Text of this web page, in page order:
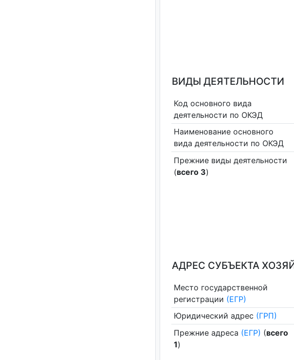
ВИДЫ ДЕЯТЕЛЬНОСТИ
Код основного вида
деятельности по ОКЭД
Наименование основного
вида деятельности по ОКЭД
Прежние виды деятельности
(всего 3)
АДРЕС СУБЪЕКТА
Место государственной
регистрации (ЕГР)
Юридический адрес (ГРП)
Прежние адреса (ЕГР) (всего
1)